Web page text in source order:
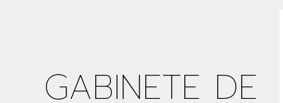
GABINETE DE